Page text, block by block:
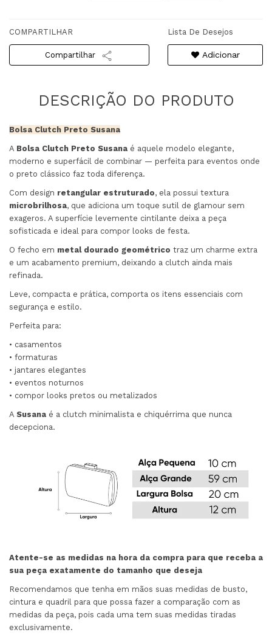
COMPARTILHAR
Compartilhar
Lista De Desejos
Adicionar
Bolsa Clutch Preto Susana
A Bolsa Clutch Preto Susana é aquele modelo elegante,
moderno e superfácil de combinar — perfeita para eventos onde
o preto clássico faz toda diferença.
Com design retangular estruturado, ela possui textura
microbrilhosa, que adiciona um toque sutil de glamour sem
exageros. A superfície levemente cintilante deixa a peça
sofisticada e ideal para compor looks de festa.
O fecho em metal dourado geométrico traz um charme extra
e um acabamento premium, deixando a clutch ainda mais
refinada.
Leve, compacta e prática, comporta os itens essenciais com
segurança e estilo.
Perfeita para:
• casamentos
• formaturas
• jantares elegantes
• eventos noturnos
• compor looks pretos ou metalizados
A Susana é a clutch minimalista e chiquérrima que nunca
decepciona.
Atente-se as medidas na hora da compra para que receba a
sua peça exatamente do tamanho que deseja
Recomendamos que tenha em mãos suas medidas de busto,
cintura e quadril para que possa fazer a comparação com as
medidas da peça, pois cada uma tem suas medidas tiradas
exclusivamente.